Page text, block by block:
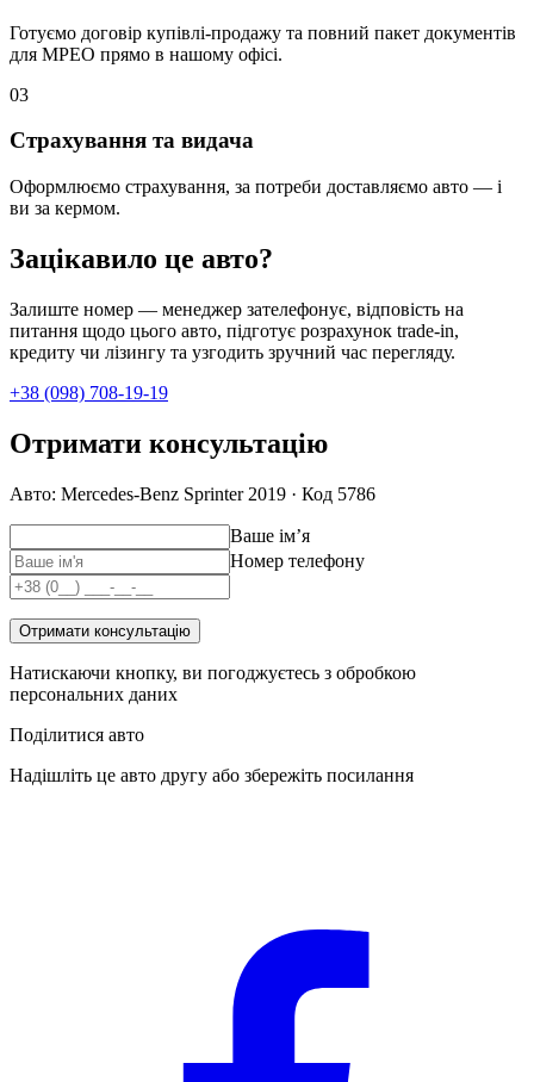
Готуємо договір купівлі-продажу та повний пакет документів
для МРЕО прямо в нашому офісі.
03
Страхування та видача
Оформлюємо страхування, за потреби доставляємо авто — і
ви за кермом.
Зацікавило це авто?
Залиште номер — менеджер зателефонує, відповість на
питання щодо цього авто, підготує розрахунок trade-in,
кредиту чи лізингу та узгодить зручний час перегляду.
+38 (098) 708-19-19
Отримати консультацію
Авто: Mercedes-Benz Sprinter 2019 · Код 5786
Ваше імʼя
Номер телефону
Отримати консультацію
Натискаючи кнопку, ви погоджуєтесь з обробкою
персональних даних
Поділитися авто
Надішліть це авто другу або збережіть посилання